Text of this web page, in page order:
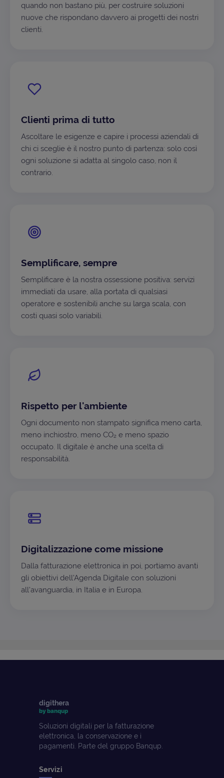
quando non bastano più, per costruire soluzioni
nuove che rispondano davvero ai progetti dei nostri
clienti.
Clienti prima di tutto
Ascoltare le esigenze e capire i processi aziendali di
chi ci sceglie è il nostro punto di partenza: solo così
ogni soluzione si adatta al singolo caso, non il
contrario.
Semplificare, sempre
Semplificare è la nostra ossessione positiva: servizi
immediati da usare, alla portata di qualsiasi
operatore e sostenibili anche su larga scala, con
costi quasi solo variabili.
Rispetto per l'ambiente
Ogni documento non stampato significa meno carta,
meno inchiostro, meno CO₂ e meno spazio
occupato. Il digitale è anche una scelta di
responsabilità.
Digitalizzazione come missione
Dalla fatturazione elettronica in poi, portiamo avanti
gli obiettivi dell'Agenda Digitale con soluzioni
all'avanguardia, in Italia e in Europa.
digithera
by banqup
Soluzioni digitali per la fatturazione
elettronica, la conservazione e i
pagamenti. Parte del gruppo Banqup.
Servizi